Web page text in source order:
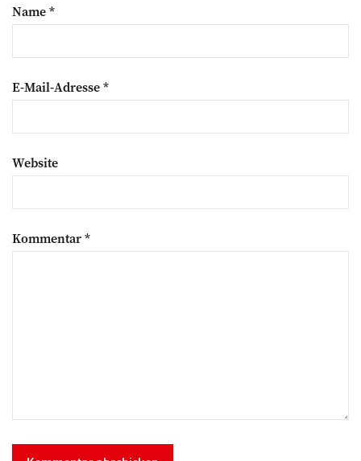
Name*
E-Mail-Adresse*
Website
Kommentar*